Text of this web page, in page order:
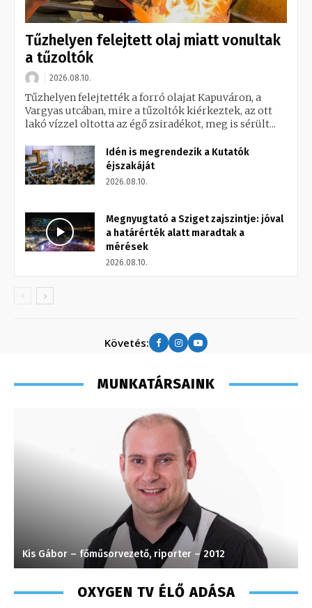
Tűzhelyen felejtett olaj miatt vonultak
a tűzoltók
2026.08.10.
Tűzhelyen felejtették a forró olajat Kapuváron, a
Vargyas utcában, mire a tűzoltók kiérkeztek, az ott
lakó vízzel oltotta az égő zsiradékot, meg is sérült...
Idén is megrendezik a Kutatók
éjszakáját
2026.08.10.
Megnyugtató a Sziget zajszintje: jóval
a határérték alatt maradtak a
mérések
2026.08.10.
Követés:
MUNKATÁRSAINK
Kis Gábor – főműsorvezető, riporter – 2012
OXYGEN TV ÉLŐ ADÁSA